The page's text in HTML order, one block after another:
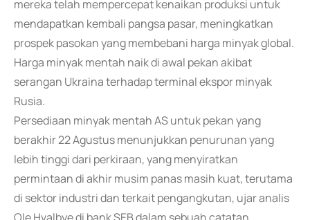
mereka telah mempercepat kenaikan produksi untuk
mendapatkan kembali pangsa pasar, meningkatkan
prospek pasokan yang membebani harga minyak global.
Harga minyak mentah naik di awal pekan akibat
serangan Ukraina terhadap terminal ekspor minyak
Rusia.
Persediaan minyak mentah AS untuk pekan yang
berakhir 22 Agustus menunjukkan penurunan yang
lebih tinggi dari perkiraan, yang menyiratkan
permintaan di akhir musim panas masih kuat, terutama
di sektor industri dan terkait pengangkutan, ujar analis